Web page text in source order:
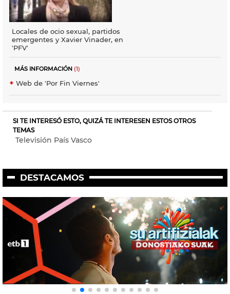
Locales de ocio sexual, partidos
emergentes y Xavier Vinader, en
'PFV'
MÁS INFORMACIÓN (1)
Web de 'Por Fin Viernes'
SI TE INTERESÓ ESTO, QUIZÁ TE INTERESEN ESTOS OTROS
TEMAS
Televisión País Vasco
DESTACAMOS